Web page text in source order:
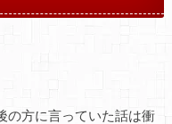
の方に言っていた話は衝